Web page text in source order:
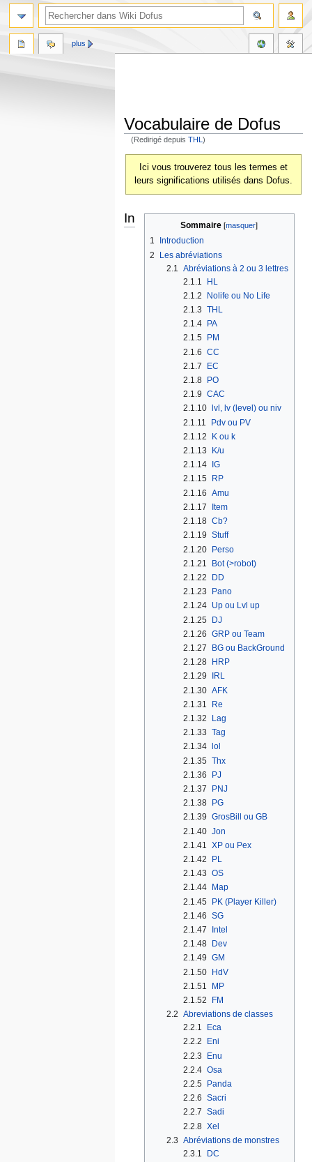
Vocabulaire de Dofus
(Redirigé depuisTHL)
Ici vous trouverez tous les termes et
leurs significations utilisés dans Dofus.
Sommaire
1
Introduction
2
Les abréviations
2.1
Abréviations à 2 ou 3 lettres
2.1.1
HL
2.1.2
Nolife ou No Life
2.1.3 THL
2.1.4
PA
2.1.5
PM
2.1.6 CC
2.1.7
EC
2.1.8
PO
2.1.9 CAC
2.1.10
lvl, lv (level) ou niv
2.1.11
Pdv ou PV
2.1.12
K ou k
2.1.13
K/u
2.1.14
IG
2.1.15
RP
2.1.16 Amu
2.1.17
Item
2.1.18 Cb?
2.1.19 Stuff
2.1.20 Perso
2.1.21
Bot (>robot)
2.1.22
DD
2.1.23
Pano
2.1.24 Up ou Lvl up
2.1.25 DJ
2.1.26 GRP ou Team
2.1.27
BG ou BackGround
2.1.28
HRP
2.1.29
IRL
2.1.30 AFK
2.1.31
Re
2.1.32
Lag
2.1.33 Tag
2.1.34
lol
2.1.35 Thx
2.1.36
PJ
2.1.37
PNJ
2.1.38
PG
2.1.39 GrosBill ou GB
2.1.40 Jon
2.1.41
XP ou Pex
2.1.42
PL
2.1.43 OS
2.1.44
Map
2.1.45 PK (Player Killer)
2.1.46 SG
2.1.47
Intel
2.1.48
Dev
2.1.49 GM
2.1.50 HdV
2.1.51
MP
2.1.52
FM
2.2 Abreviations de classes
2.2.1
Eca
2.2.2
Eni
2.2.3
Enu
2.2.4 Osa
2.2.5
Panda
2.2.6 Sacri
2.2.7 Sadi
2.2.8 Xel
2.3 Abréviations de monstres
2.3.1
DC
Introduction
plus